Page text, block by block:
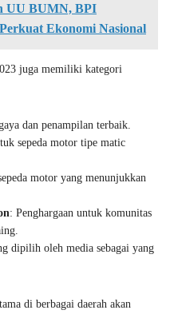
UU BUMN, BPI
Ekonomi Nasional
juga memiliki kategori
dan penampilan terbaik.
sepeda motor tipe matic
motor yang menunjukkan
: Penghargaan untuk komunitas
dipilih oleh media sebagai yang
di berbagai daerah akan